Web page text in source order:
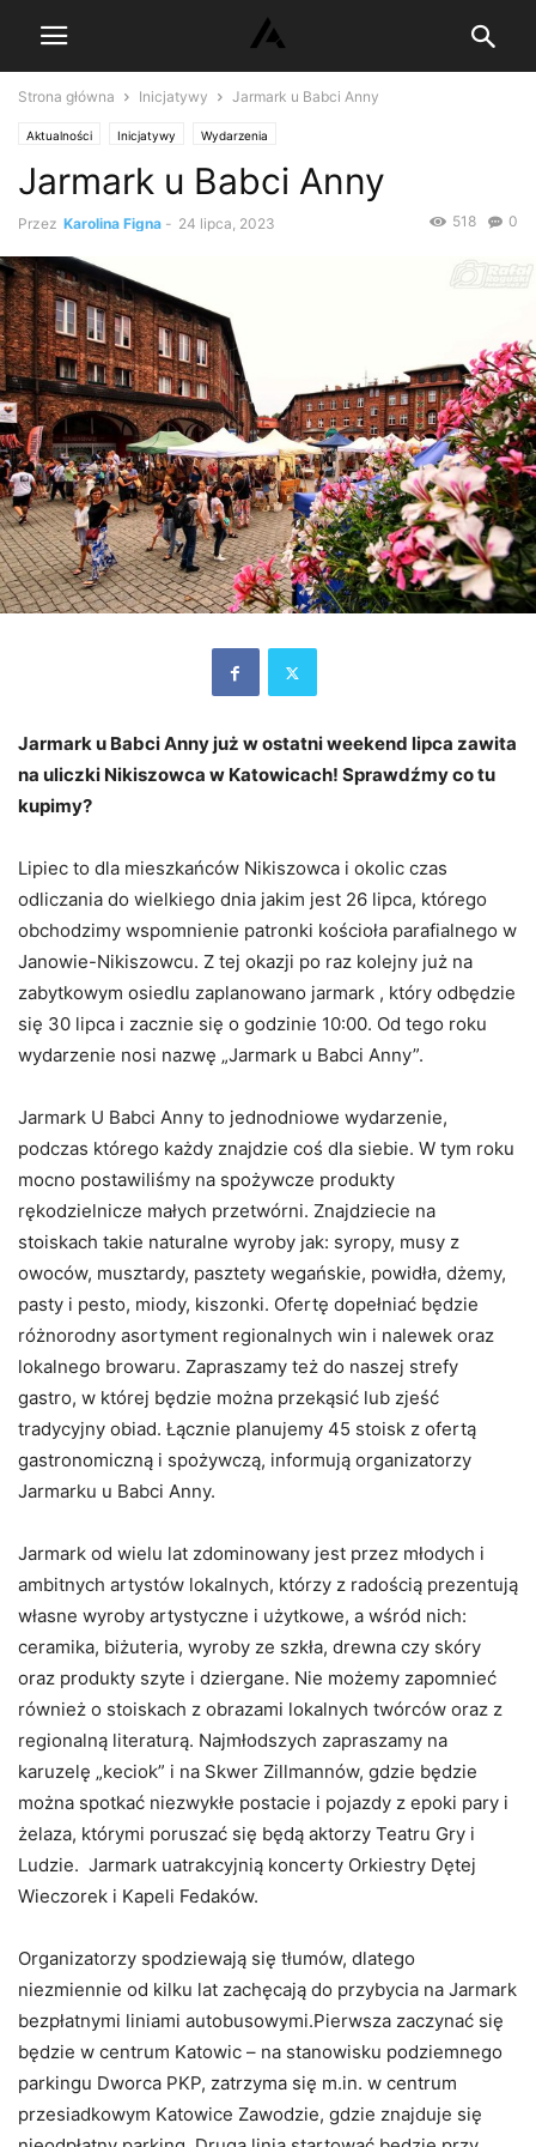
Strona główna Inicjatywy Jarmark u Babci Anny
Aktualności Inicjatywy Wydarzenia
Jarmark u Babci Anny
Przez Karolina Figna - 24 lipca, 2023 0
518
Jarmark u Babci Anny już w ostatni weekend lipca zawita
na uliczki Nikiszowca w Katowicach! Sprawdźmy co tu
kupimy?
Lipiec to dla mieszkańców Nikiszowca i okolic czas
odliczania do wielkiego dnia jakim jest 26 lipca, którego
obchodzimy wspomnienie patronki kościoła parafialnego w
Janowie-Nikiszowcu. Z tej okazji po raz kolejny już na
zabytkowym osiedlu zaplanowano jarmark , który odbędzie
się 30 lipca i zacznie się o godzinie 10:00. Od tego roku
wydarzenie nosi nazwę „Jarmark u Babci Anny”.
Jarmark U Babci Anny to jednodniowe wydarzenie,
podczas którego każdy znajdzie coś dla siebie. W tym roku
mocno postawiliśmy na spożywcze produkty
rękodzielnicze małych przetwórni. Znajdziecie na
stoiskach takie naturalne wyroby jak: syropy, musy z
owoców, musztardy, pasztety wegańskie, powidła, dżemy,
pasty i pesto, miody, kiszonki. Ofertę dopełniać będzie
różnorodny asortyment regionalnych win i nalewek oraz
lokalnego browaru. Zapraszamy też do naszej strefy
gastro, w której będzie można przekąsić lub zjeść
tradycyjny obiad. Łącznie planujemy 45 stoisk z ofertą
gastronomiczną i spożywczą, informują organizatorzy
Jarmarku u Babci Anny.
Jarmark od wielu lat zdominowany jest przez młodych i
ambitnych artystów lokalnych, którzy z radością prezentują
własne wyroby artystyczne i użytkowe, a wśród nich:
ceramika, biżuteria, wyroby ze szkła, drewna czy skóry
oraz produkty szyte i dziergane. Nie możemy zapomnieć
również o stoiskach z obrazami lokalnych twórców oraz z
regionalną literaturą. Najmłodszych zapraszamy na
karuzelę „keciok” i na Skwer Zillmannów, gdzie będzie
można spotkać niezwykłe postacie i pojazdy z epoki pary i
żelaza, którymi poruszać się będą aktorzy Teatru Gry i
Ludzie. Jarmark uatrakcyjnią koncerty Orkiestry Dętej
Wieczorek i Kapeli Fedaków.
Organizatorzy spodziewają się tłumów, dlatego
niezmiennie od kilku lat zachęcają do przybycia na Jarmark
bezpłatnymi liniami autobusowymi.Pierwsza zaczynać się
będzie w centrum Katowic – na stanowisku podziemnego
parkingu Dworca PKP, zatrzyma się m.in. w centrum
przesiadkowym Katowice Zawodzie, gdzie znajduje się